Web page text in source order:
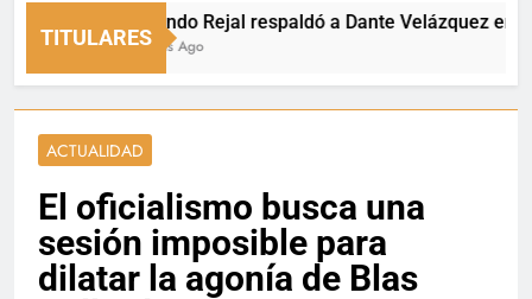
TITULARES
Fernando Rejal respaldó a Dante Velázquez en el
15 Horas Ago
ACTUALIDAD
El oficialismo busca una
sesión imposible para
dilatar la agonía de Blas